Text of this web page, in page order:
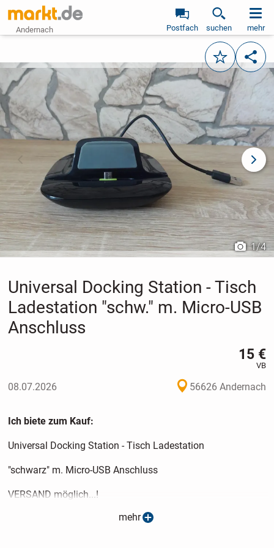
Andernach Postfach suchen mehr
Merken
vorheriges Bild
1/4
Universal Docking Station - Tisch
Ladestation "schw." m. Micro-USB
Anschluss
15 €
VB
08.07.2026 56626 Andernach
Ich biete zum Kauf:
Universal Docking Station - Tisch Ladestation
"schwarz" m. Micro-USB Anschluss
VERSAND möglich...!
mehr